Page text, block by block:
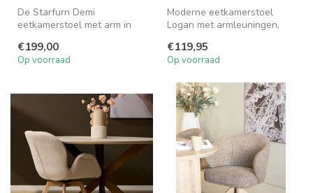
De Starfurn Demi
eetkamerstoel met arm in
met zacht...
€199,00
Op voorraad
Moderne eetkamerstoel
Logan met armleuningen,
voorzi...
€119,95
Op voorraad